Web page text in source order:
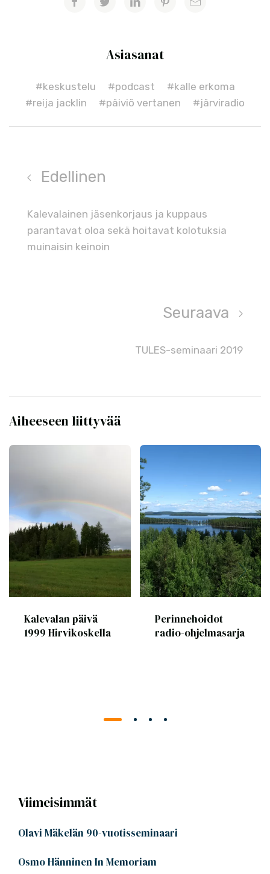
Asiasanat
#keskustelu #podcast
#kalle erkoma
#reija jacklin
#päiviö vertanen #järviradio
Edellinen
Kalevalainen jäsenkorjaus ja kuppaus
parantavat oloa sekä hoitavat kolotuksia
muinaisin keinoin
Seuraava
TULES-seminaari 2019
Aiheeseen liittyvää
Kalevalan päivä
1999 Hirvikoskella
Perinnehoidot
radio-ohjelmasarja
Viimeisimmät
Olavi Mäkelän 90-vuotisseminaari
Osmo Hänninen In Memoriam